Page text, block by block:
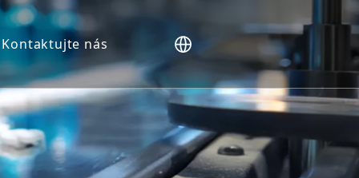
Kontaktujte nás